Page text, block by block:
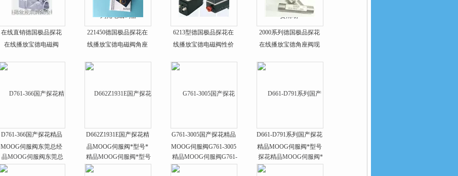
在线直销德国极品探花
在线播放宝德电磁阀
221450德国极品探花在
线播放宝德电磁阀角座
6213型德国极品探花在
线播放宝德电磁阀性价
2000系列德国极品探花
在线播放宝德角座阀现
D761-366国产探花精品
MOOG伺服阀东莞总经
销
D662Z1931E国产探花精
品MOOG伺服阀*型号*
G761-3005国产探花精品
MOOG伺服阀G761-3005
现货型号
D661-D791系列国产探花
精品MOOG伺服阀*型号